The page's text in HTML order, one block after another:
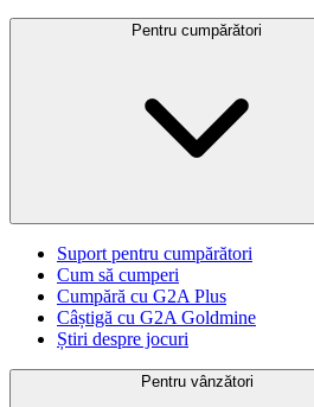
Pentru cumpărători
Suport pentru cumpărători
Cum să cumperi
Cumpără cu G2A Plus
Câștigă cu G2A Goldmine
Știri despre jocuri
Pentru vânzători